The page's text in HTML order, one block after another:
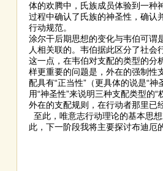
体的欢腾中，氏族成员体验到一种
过程中确认了氏族的神圣性，确认
行动规范。
涂尔干后期思想的变化与韦伯可谓
人相关联的。韦伯据此区分了社
这一点，在韦伯对支配的类型的分
样更重要的问题是，外在的强制性
配具有“正当性”（更具体的说是“
用“神圣性”来说明三种支配类型的
外在的支配规则，在行动者那里已
至此，唯意志行动理论的基本思
此，下一阶段我将主要探讨布迪厄